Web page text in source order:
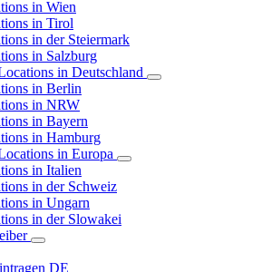
in Wien
in Tirol
in der Steiermark
in Salzburg
in Deutschland
in Berlin
in NRW
in Bayern
in Hamburg
in Europa
in Italien
in der Schweiz
in Ungarn
in der Slowakei
DE